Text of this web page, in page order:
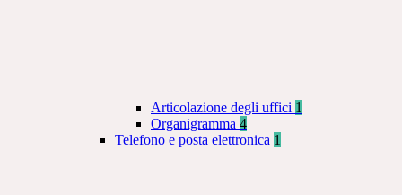
Articolazione degli uffici 1
Organigramma 4
Telefono e posta elettronica 1